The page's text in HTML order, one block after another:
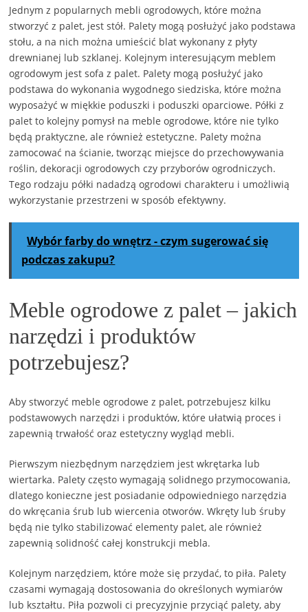
Jednym z popularnych mebli ogrodowych, które można
stworzyć z palet, jest stół. Palety mogą posłużyć jako podstawa
stołu, a na nich można umieścić blat wykonany z płyty
drewnianej lub szklanej. Kolejnym interesującym meblem
ogrodowym jest sofa z palet. Palety mogą posłużyć jako
podstawa do wykonania wygodnego siedziska, które można
wyposażyć w miękkie poduszki i poduszki oparciowe. Półki z
palet to kolejny pomysł na meble ogrodowe, które nie tylko
będą praktyczne, ale również estetyczne. Palety można
zamocować na ścianie, tworząc miejsce do przechowywania
roślin, dekoracji ogrodowych czy przyborów ogrodniczych.
Tego rodzaju półki nadadzą ogrodowi charakteru i umożliwią
wykorzystanie przestrzeni w sposób efektywny.
Wybór farby do wnętrz - czym sugerować się
podczas zakupu?
Meble ogrodowe z palet – jakich
narzędzi i produktów
potrzebujesz?
Aby stworzyć meble ogrodowe z palet, potrzebujesz kilku
podstawowych narzędzi i produktów, które ułatwią proces i
zapewnią trwałość oraz estetyczny wygląd mebli.
Pierwszym niezbędnym narzędziem jest wkrętarka lub
wiertarka. Palety często wymagają solidnego przymocowania,
dlatego konieczne jest posiadanie odpowiedniego narzędzia
do wkręcania śrub lub wiercenia otworów. Wkręty lub śruby
będą nie tylko stabilizować elementy palet, ale również
zapewnią solidność całej konstrukcji mebla.
Kolejnym narzędziem, które może się przydać, to piła. Palety
czasami wymagają dostosowania do określonych wymiarów
lub kształtu. Piła pozwoli ci precyzyjnie przyciąć palety, aby